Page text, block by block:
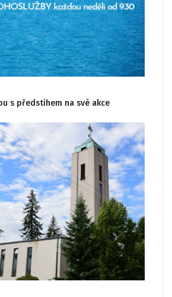
s předstihem na své akce